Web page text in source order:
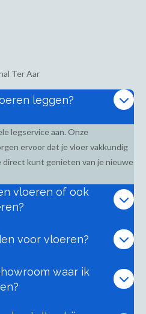
Ter Aar
leggen?
legservice aan. Onze
ervoor dat je vloer vakkundig
direct kunt genieten van je nieuwe
vloeren of ook
voor vloeren?
waar ik